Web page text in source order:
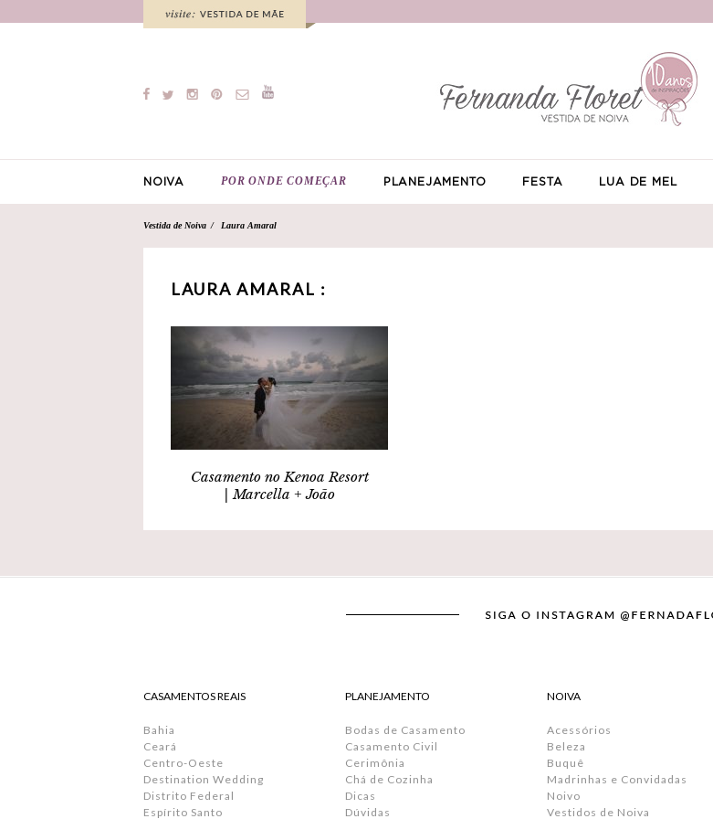
NOIVA POR ONDE COMEÇAR PLANEJAMENTO FESTA LUA DE MEL
Vestida de Noiva Laura Amaral
LAURA AMARAL :
Casamento no Kenoa Resort
| Marcella + João
CASAMENTOS REAIS
Bahia
Ceará
Centro-Oeste
Destination Wedding
Distrito Federal
Espírito Santo
PLANEJAMENTO
Bodas de Casamento
Casamento Civil
Cerimônia
Chá de Cozinha
Dicas
Dúvidas
NOIVA
Acessórios
Beleza
Buquê
Madrinhas e Convidadas
Noivo
Vestidos de Noiva